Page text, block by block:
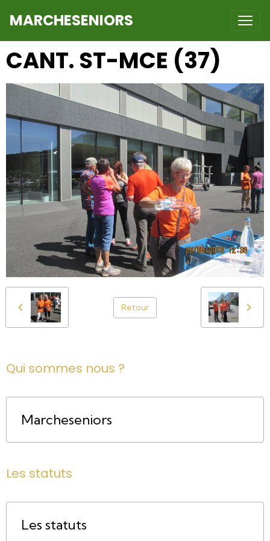
MARCHESENIORS
CANT. ST-MCE (37)
Retour
Qui sommes nous ?
Marcheseniors
Les statuts
Les statuts